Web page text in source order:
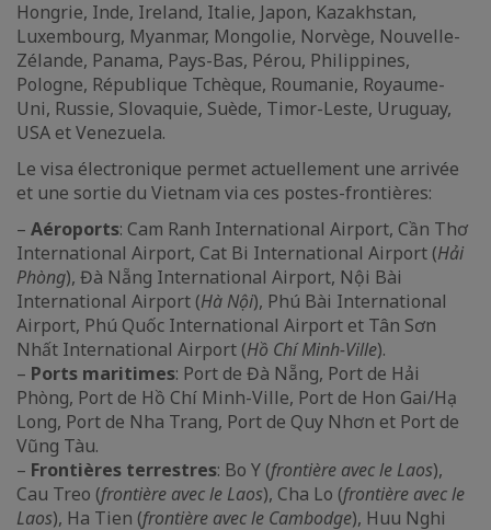
Hongrie, Inde, Ireland, Italie, Japon, Kazakhstan,
Luxembourg, Myanmar, Mongolie, Norvège, Nouvelle-
Zélande, Panama, Pays-Bas, Pérou, Philippines,
Pologne, République Tchèque, Roumanie, Royaume-
Uni, Russie, Slovaquie, Suède, Timor-Leste, Uruguay,
USA et Venezuela.
Le visa électronique permet actuellement une arrivée
et une sortie du Vietnam via ces postes-frontières:
– Aéroports: Cam Ranh International Airport, Cần Thơ
International Airport, Cat Bi International Airport (Hải
Phòng), Đà Nẵng International Airport, Nội Bài
International Airport (Hà Nội), Phú Bài International
Airport, Phú Quốc International Airport et Tân Sơn
Nhất International Airport (Hồ Chí Minh-Ville).
– Ports maritimes: Port de Đà Nẵng, Port de Hải
Phòng, Port de Hồ Chí Minh-Ville, Port de Hon Gai/Hạ
Long, Port de Nha Trang, Port de Quy Nhơn et Port de
Vũng Tàu.
– Frontières terrestres: Bo Y (frontière avec le Laos),
Cau Treo (frontière avec le Laos), Cha Lo (frontière avec le
Laos), Ha Tien (frontière avec le Cambodge), Huu Nghi